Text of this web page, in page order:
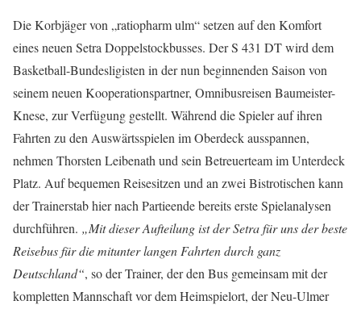
Die Korbjäger von „ratiopharm ulm“ setzen auf den Komfort
eines neuen Setra Doppelstockbusses. Der S 431 DT wird dem
Basketball-Bundesligisten in der nun beginnenden Saison von
seinem neuen Kooperationspartner, Omnibusreisen Baumeister-
Knese, zur Verfügung gestellt. Während die Spieler auf ihren
Fahrten zu den Auswärtsspielen im Oberdeck ausspannen,
nehmen Thorsten Leibenath und sein Betreuerteam im Unterdeck
Platz. Auf bequemen Reisesitzen und an zwei Bistrotischen kann
der Trainerstab hier nach Partieende bereits erste Spielanalysen
durchführen. „Mit dieser Aufteilung ist der Setra für uns der beste
Reisebus für die mitunter langen Fahrten durch ganz
Deutschland“, so der Trainer, der den Bus gemeinsam mit der
kompletten Mannschaft vor dem Heimspielort, der Neu-Ulmer